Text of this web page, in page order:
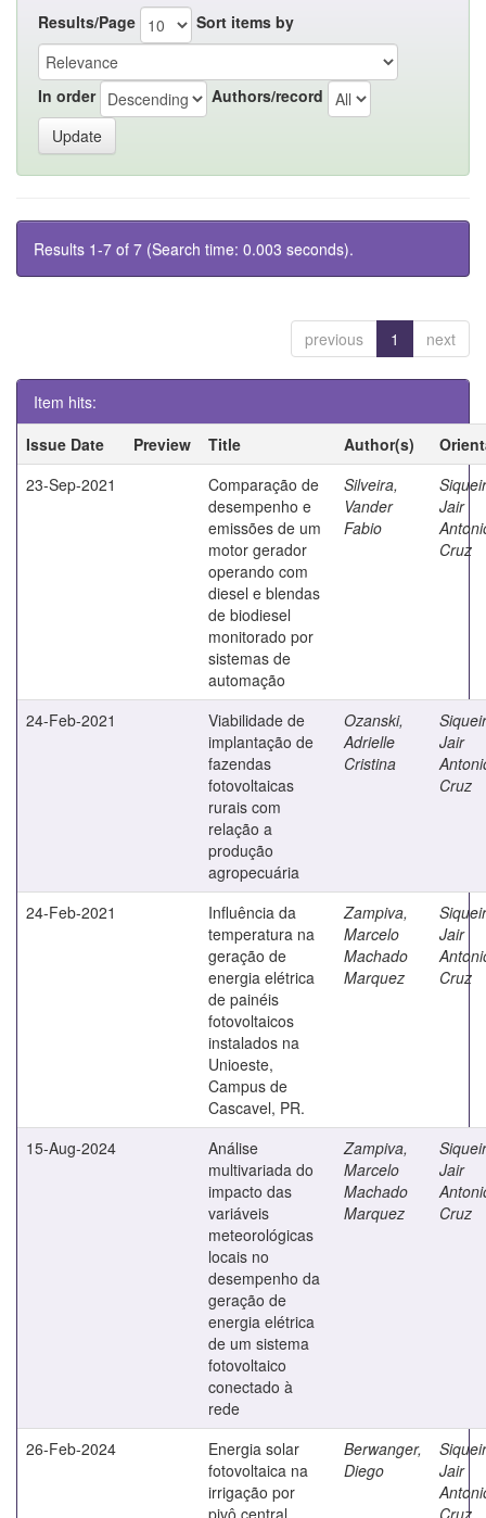
Results/Page Sort items by
In order Authors/record
Results 1-7 of 7 (Search time: 0.003 seconds).
previous 1 next
Item hits:
Issue Date
Preview Title Author(s)
23-Sep-2021
Comparação de
desempenho e
emissões de um
motor gerador
operando com
diesel e blendas
de biodiesel
monitorado por
sistemas de
automação
Silveira,
Vander
Fabio
Jair
Cruz
24-Feb-2021
Viabilidade de
implantação de
fazendas
fotovoltaicas
rurais com
relação a
produção
agropecuária
Ozanski,
Adrielle
Cristina
Jair
Cruz
24-Feb-2021
Influência da
temperatura na
geração de
energia elétrica
de painéis
fotovoltaicos
instalados na
Unioeste,
Campus de
Cascavel, PR.
Zampiva,
Marcelo
Machado
Marquez
Jair
Cruz
15-Aug-2024
Análise
multivariada do
impacto das
variáveis
meteorológicas
locais no
desempenho da
geração de
energia elétrica
de um sistema
fotovoltaico
conectado à
rede
Zampiva,
Marcelo
Machado
Marquez
Jair
Cruz
26-Feb-2024
Energia solar
fotovoltaica na
irrigação por
pivô central
Berwanger,
Diego
Jair
Cruz